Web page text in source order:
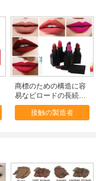
商標のための構造に容
易なビロードの長続き
がする無光沢の口紅
接触の製造者